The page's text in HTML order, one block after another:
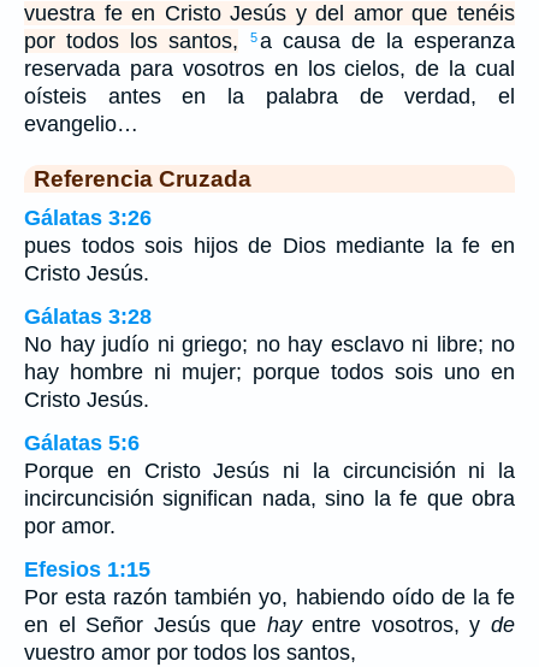
vuestra fe en Cristo Jesús y del amor que tenéis
por todos los santos,
5a causa de la esperanza
reservada para vosotros en los cielos, de la cual
oísteis antes en la palabra de verdad, el
evangelio…
Referencia Cruzada
Gálatas 3:26
pues todos sois hijos de Dios mediante la fe en
Cristo Jesús.
Gálatas 3:28
No hay judío ni griego; no hay esclavo ni libre; no
hay hombre ni mujer; porque todos sois uno en
Cristo Jesús.
Gálatas 5:6
Porque en Cristo Jesús ni la circuncisión ni la
incircuncisión significan nada, sino la fe que obra
por amor.
Efesios 1:15
Por esta razón también yo, habiendo oído de la fe
en el Señor Jesús que hayentre vosotros, yde
vuestro amor por todos los santos,